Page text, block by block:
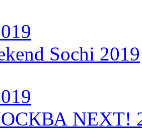
Sochi 2019
NEXT!